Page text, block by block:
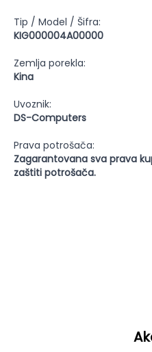
Tip / Model / Šifra:
KIG000004A00000
Zemlja porekla:
Kina
Uvoznik:
DS-Computers
Prava potrošača:
Zagarantovana sva prava
zaštiti potrošača.